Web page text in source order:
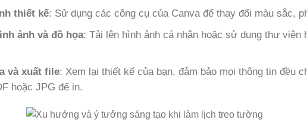
thiết kế: Sử dụng các công cụ của Canva để thay đổi màu sắc,
ảnh và đồ họa: Tải lên hình ảnh cá nhân hoặc sử dụng thư
và xuất file: Xem lại thiết kế của bạn, đảm bảo mọi thông tin đều
hoặc JPG để in.